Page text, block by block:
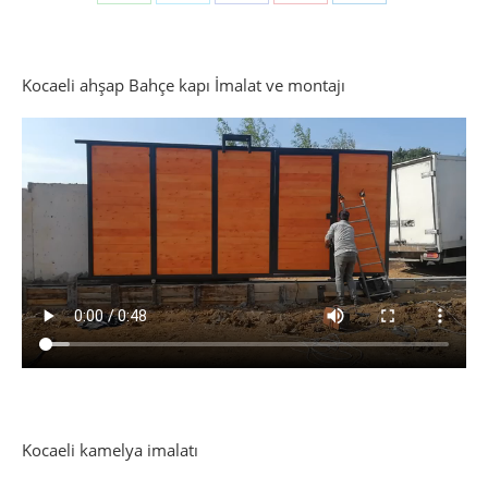
Kocaeli ahşap Bahçe kapı İmalat ve montajı
Kocaeli kamelya imalatı